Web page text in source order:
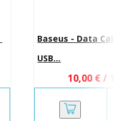
Baseus - Data
USB...
10,00 € /